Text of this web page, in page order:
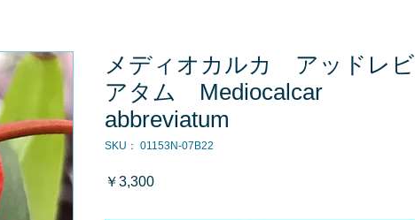
メディオカルカ アッドレビ
アタム Mediocalcar
abbreviatum
SKU： 01153N-07B22
￥3,300価